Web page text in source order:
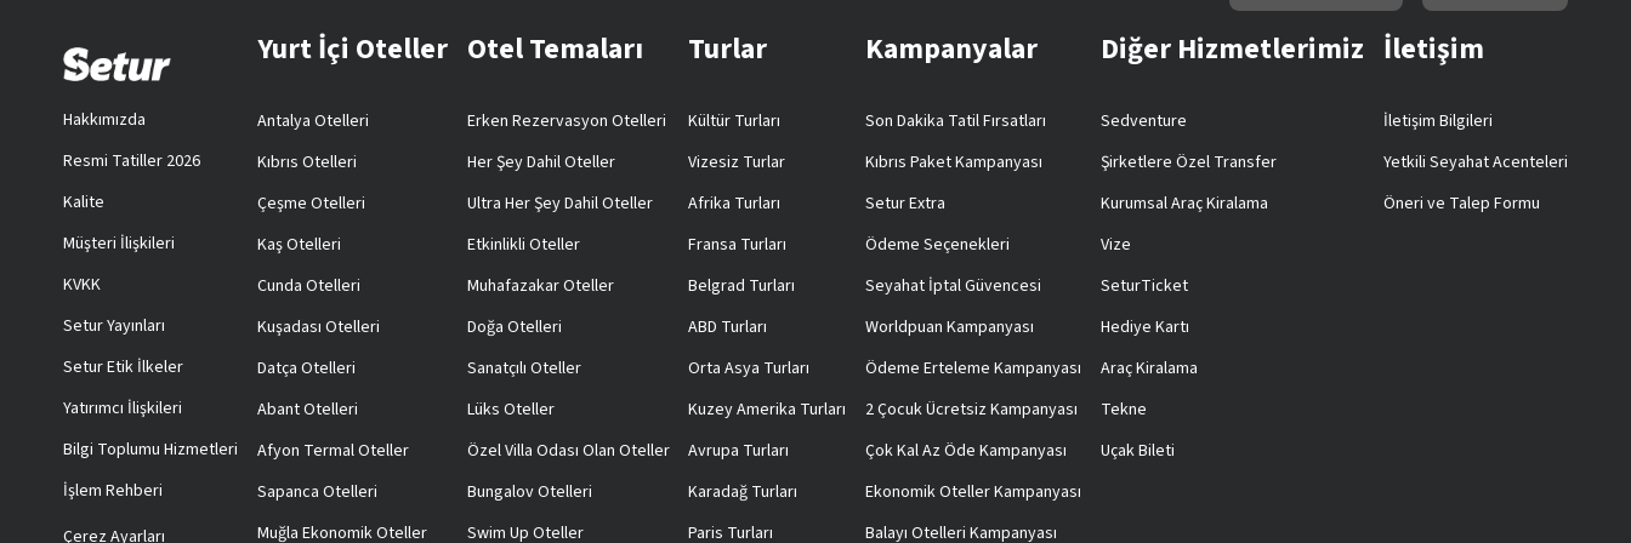
Hakkımızda
Resmi Tatiller 2026
Kalite
Müşteri İlişkileri
KVKK
Setur Yayınları
Setur Etik İlkeler
Yatırımcı İlişkileri
Bilgi Toplumu Hizmetleri
İşlem Rehberi
Çerez Ayarları
Yurt İçi Oteller
Antalya Otelleri
Kıbrıs Otelleri
Çeşme Otelleri
Kaş Otelleri
Cunda Otelleri
Kuşadası Otelleri
Datça Otelleri
Abant Otelleri
Afyon Termal Oteller
Sapanca Otelleri
Muğla Ekonomik Oteller
Otel Temaları
Erken Rezervasyon Otelleri
Her Şey Dahil Oteller
Ultra Her Şey Dahil Oteller
Etkinlikli Oteller
Muhafazakar Oteller
Doğa Otelleri
Sanatçılı Oteller
Lüks Oteller
Özel Villa Odası Olan Oteller
Bungalov Otelleri
Swim Up Oteller
Turlar
Kültür Turları
Vizesiz Turlar
Afrika Turları
Fransa Turları
Belgrad Turları
ABD Turları
Orta Asya Turları
Kuzey Amerika Turları
Avrupa Turları
Karadağ Turları
Paris Turları
Kampanyalar
Son Dakika Tatil Fırsatları
Kıbrıs Paket Kampanyası
Setur Extra
Ödeme Seçenekleri
Seyahat İptal Güvencesi
Worldpuan Kampanyası
Ödeme Erteleme Kampanyası
2 Çocuk Ücretsiz Kampanyası
Çok Kal Az Öde Kampanyası
Ekonomik Oteller Kampanyası
Balayı Otelleri Kampanyası
Diğer Hizmetlerimiz
Sedventure
Şirketlere Özel Transfer
Kurumsal Araç Kiralama
Vize
SeturTicket
Hediye Kartı
Araç Kiralama
Tekne
Uçak Bileti
İletişim
İletişim Bilgileri
Yetkili Seyahat Acenteleri
Öneri ve Talep Formu